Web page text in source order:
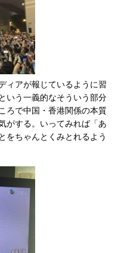
ィアが報じているように習
いう一義的なそういう部分
ろで中国・香港関係の本質
がする。いってみれば「あ
をちゃんとくみとれるよう